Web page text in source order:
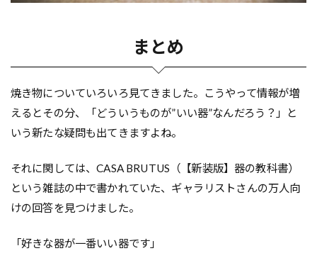
まとめ
焼き物についていろいろ見てきました。こうやって情報が増
えるとその分、「どういうものが”いい器”なんだろう？」と
いう新たな疑問も出てきますよね。
それに関しては、CASA BRUTUS（【新装版】器の教科書）
という雑誌の中で書かれていた、ギャラリストさんの万人向
けの回答を見つけました。
「好きな器が一番いい器です」